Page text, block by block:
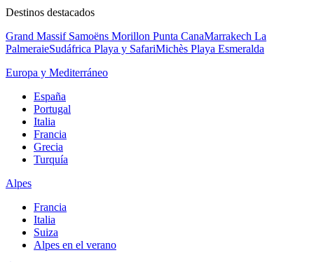
Destinos destacados
Grand Massif Samoëns Morillon Punta CanaMarrakech La
PalmeraieSudáfrica Playa y SafariMichès Playa Esmeralda
Europa y Mediterráneo
España
Portugal
Italia
Francia
Grecia
Turquía
Alpes
Francia
Italia
Suiza
Alpes en el verano